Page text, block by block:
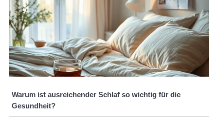
Warum ist ausreichender Schlaf so wichtig für die
Gesundheit?